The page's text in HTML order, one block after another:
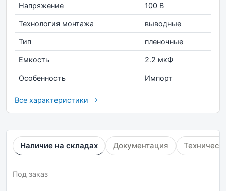
Напряжение 100 В
Технология монтажа выводные
Тип пленочные
Емкость 2.2 мкФ
Особенность Импорт
Все характеристики
Наличие на складах Документация
Под заказ